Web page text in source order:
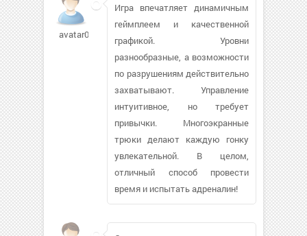
avatar0505666
Игра впечатляет динамичным
геймплеем и качественной
графикой. Уровни
разнообразные, а возможности
по разрушениям действительно
захватывают. Управление
интуитивное, но требует
привычки. Многоэкранные
трюки делают каждую гонку
увлекательной. В целом,
отличный способ провести
время и испытать адреналин!